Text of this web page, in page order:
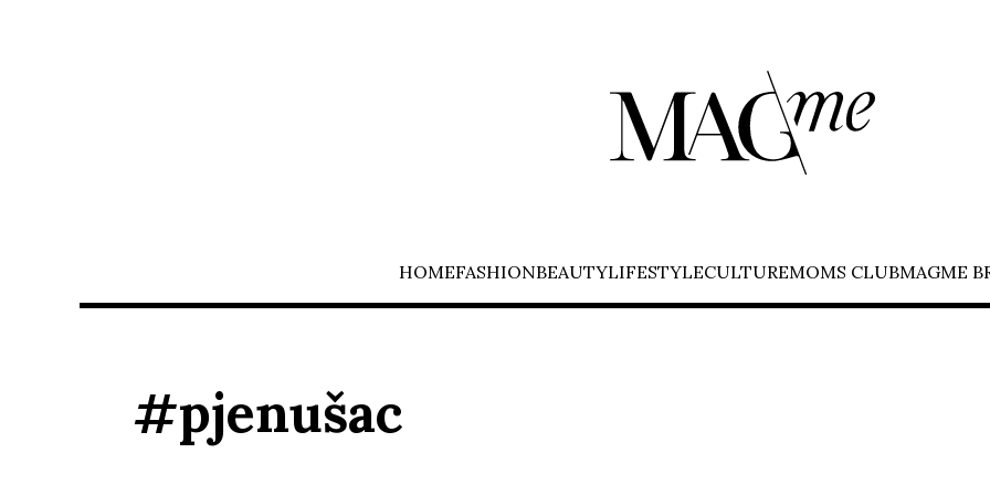
HOMEFASHIONBEAUTYLIFESTYLECULTUREMOMS CLUBMAGME
#pjenušac